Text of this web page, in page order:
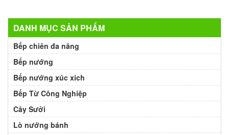
DANH MỤC SẢN PHẨM
Bếp chiên đa năng
Bếp nướng
Bếp nướng xúc xích
Bếp Từ Công Nghiệp
Cây Sưởi
Lò nướng bánh